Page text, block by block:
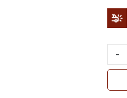
-
vang